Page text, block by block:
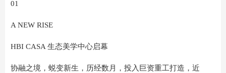
01
A NEW RISE
HBI CASA 生态美学中心启幕
协融之境，蜕变新生，历经数月，投入巨资重工打造，近